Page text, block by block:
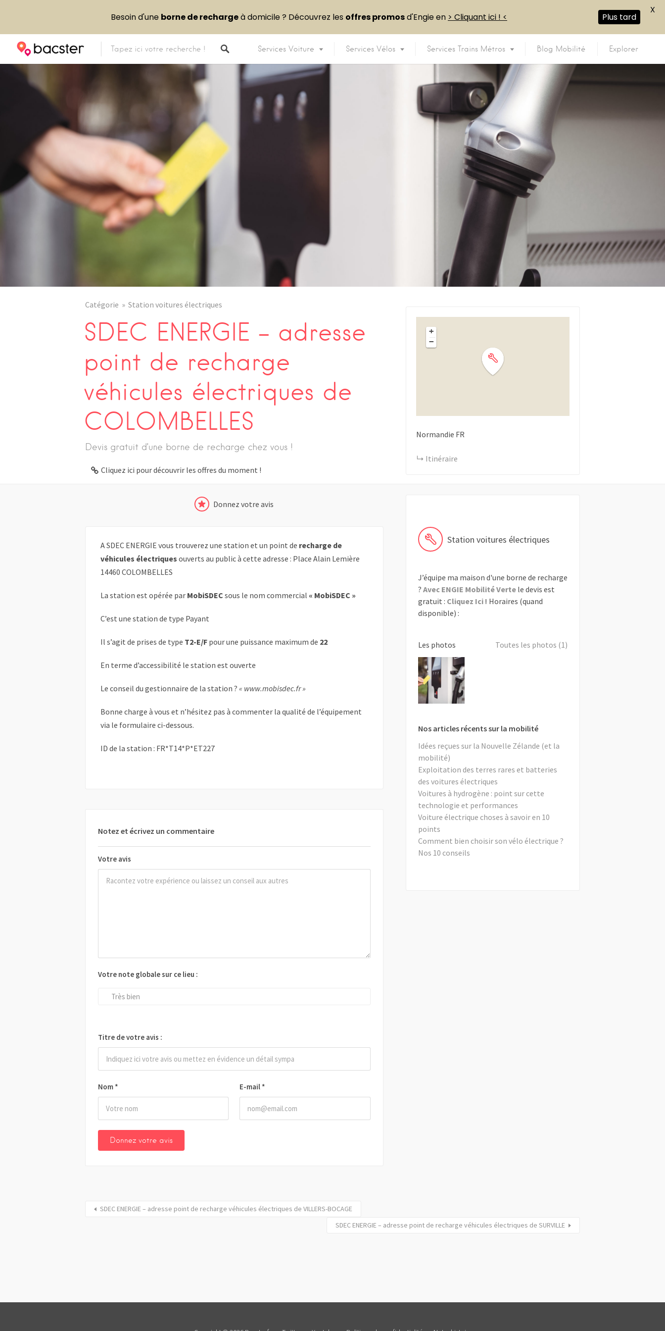
Services Voiture Services Vélos Services Trains Métros Blog Mobilité Explorer
Catégorie Station voitures électriques
SDEC ENERGIE – adresse
point de recharge
véhicules électriques de
COLOMBELLES
Devis gratuit d’une borne de recharge chez vous !
Cliquez ici pour découvrir les offres du moment !
Donnez votre avis
A SDEC ENERGIE vous trouverez une station et un point de recharge de
véhicules électriques ouverts au public à cette adresse : Place Alain Lemière
14460 COLOMBELLES
La station est opérée par MobiSDEC sous le nom commercial « MobiSDEC »
C’est une station de type Payant
Il s’agit de prises de type T2-E/F pour une puissance maximum de 22
En terme d’accessibilité le station est ouverte
Le conseil du gestionnaire de la station ? « www.mobisdec.fr »
Bonne charge à vous et n’hésitez pas à commenter la qualité de l’équipement
via le formulaire ci-dessous.
ID de la station : FR*T14*P*ET227
Notez et écrivez un commentaire
Votre avis
Nom * E-mail *
Votre note globale sur ce lieu :
Très bien
Titre de votre avis :
+
−
Normandie FR
Itinéraire
Station voitures électriques
J’équipe ma maison d'une borne de recharge
? Avec ENGIE Mobilité Vertele devis est
gratuit : Cliquez Ici ! Horaires (quand
disponible) :
Les photos Toutes les photos (1)
Nos articles récents sur la mobilité
Idées reçues sur la Nouvelle Zélande (et la
mobilité)
Exploitation des terres rares et batteries
des voitures électriques
Voitures à hydrogène : point sur cette
technologie et performances
Voiture électrique choses à savoir en 10
points
Comment bien choisir son vélo électrique ?
Nos 10 conseils
SDEC ENERGIE – adresse point de recharge véhicules électriques de VILLERS-BOCAGE
SDEC ENERGIE – adresse point de recharge véhicules électriques de SURVILLE
Besoin d'une borne de rechargeà domicile ? Découvrez les offres promosd'Engie en > Cliquant ici ! < Plus tard
X